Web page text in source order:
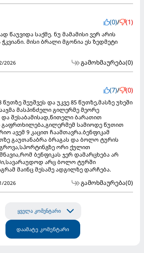
(0)/ (1)
წაუვიდა საქმე. ნუ მამამისი ვერ არის
ჭკვიანი. მისი ბრალი მგონია ეს ზედმეტი
2026 გამოხმაურება(0)
(7)/ (0)
შეუშვეს და უკვე 85 წუთზე,მასზე უხეში
მასპინძელი გილერმე მეორე
შესაბამისად,წითელი ბარათით
გაფრთხილება,გილერმემ სამიოდე წუთით
ავემ 9 კაცით ჩაამთავრა.ბენფიკამ
გაუთანაბრა ბრაგას და ბოლო ტურის
ორი ქულით
ბენფიკას ჯერ დამარცხება არ
არც ბოლო ტურში
მაინც მესამე ადგილზე დარჩება.
2026 გამოხმაურება(0)
ყველა კომენტარი
დაამატე კომენტარი